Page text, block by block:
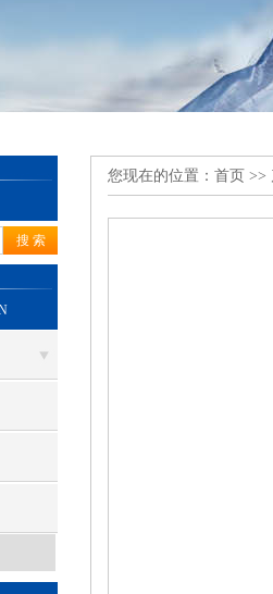
您现在的位置： 首页 >>